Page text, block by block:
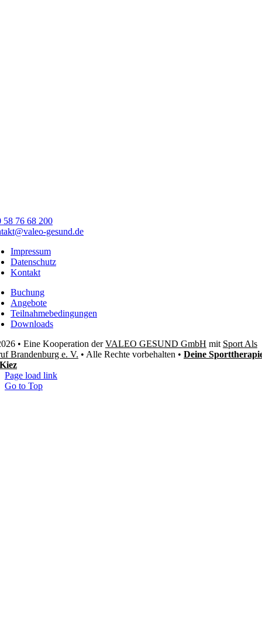
58 76 68 200
gesund.de
Impressum
Datenschutz
Kontakt
Buchung
Angebote
Teilnahmebedingungen
Downloads
• Eine Kooperation derVALEO GESUND GmbH mit Sport Als
Brandenburg e. V. • Alle Rechte vorbehalten • Deine
Page load link
Go to Top